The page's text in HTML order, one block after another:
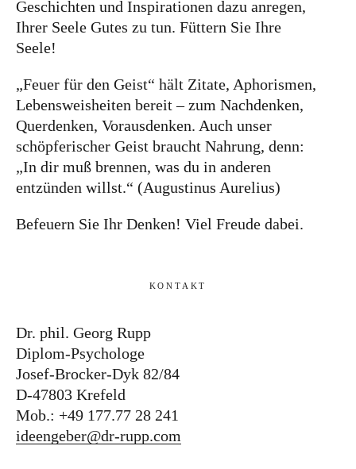
Geschichten und Inspirationen dazu anregen,
Ihrer Seele Gutes zu tun. Füttern Sie Ihre
Seele!
„Feuer für den Geist“ hält Zitate, Aphorismen,
Lebensweisheiten bereit – zum Nachdenken,
Querdenken, Vorausdenken. Auch unser
schöpferischer Geist braucht Nahrung, denn:
„In dir muß brennen, was du in anderen
entzünden willst.“ (Augustinus Aurelius)
Befeuern Sie Ihr Denken! Viel Freude dabei.
KONTAKT
Dr. phil. Georg Rupp
Diplom-Psychologe
Josef-Brocker-Dyk 82/84
D-47803 Krefeld
Mob.: +49 177.77 28 241
ideengeber@dr-rupp.com